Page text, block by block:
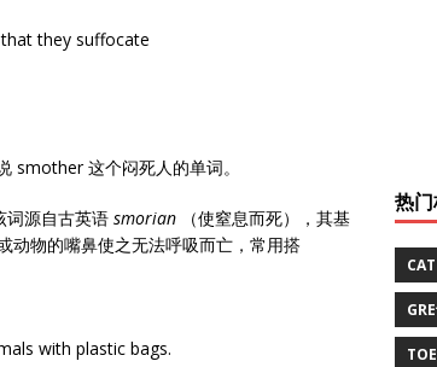
they suffocate
smother 这个闷死人的单词。
源自古英语 smorian （使窒息而死），其基
动物的嘴鼻使之无法呼吸而亡，常用搭
with plastic bags.
热